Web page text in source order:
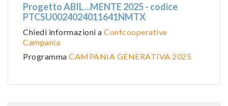
Progetto ABIL...MENTE 2025 - codice
PTCSU0024024011641NMTX
Chiedi informazioni a Confcooperative
Campania
Programma CAMPANIA GENERATIVA 2025